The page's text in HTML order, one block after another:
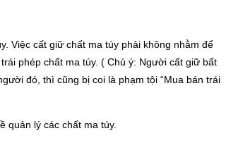
Việc cất giữ chất ma túy phải không nhằm để
phép chất ma túy. ( Chú ý: Người cất giữ bất
đó, thì cũng bị coi là phạm tội “Mua bán trái
quản lý các chất ma túy.